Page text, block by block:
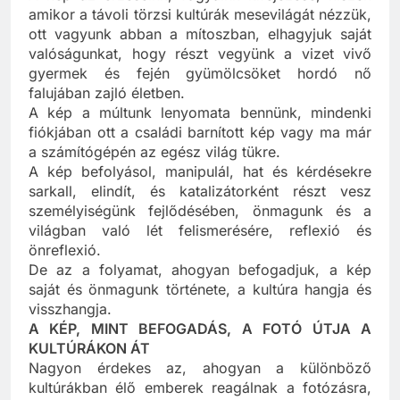
A kép az érzéseink, vágyaink kifejezése, hiszen
amikor a távoli törzsi kultúrák mesevilágát nézzük,
ott vagyunk abban a mítoszban, elhagyjuk saját
valóságunkat, hogy részt vegyünk a vizet vivő
gyermek és fején gyümölcsöket hordó nő
falujában zajló életben.
A kép a múltunk lenyomata bennünk, mindenki
fiókjában ott a családi barnított kép vagy ma már
a számítógépén az egész világ tükre.
A kép befolyásol, manipulál, hat és kérdésekre
sarkall, elindít, és katalizátorként részt vesz
személyiségünk fejlődésében, önmagunk és a
világban való lét felismerésére, reflexió és
önreflexió.
De az a folyamat, ahogyan befogadjuk, a kép
saját és önmagunk története, a kultúra hangja és
visszhangja.
A KÉP, MINT BEFOGADÁS, A FOTÓ ÚTJA A
KULTÚRÁKON ÁT
Nagyon érdekes az, ahogyan a különböző